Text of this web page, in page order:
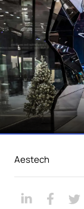
Aestech